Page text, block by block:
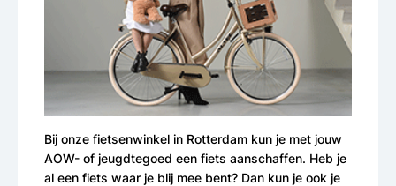
Bij onze fietsenwinkel in Rotterdam kun je met jouw
AOW- of jeugdtegoed een fiets aanschaffen. Heb je
al een fiets waar je blij mee bent? Dan kun je ook je